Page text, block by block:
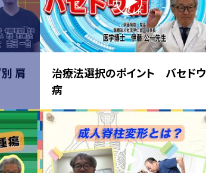
肩
治療法選択のポイント バセドウ
病